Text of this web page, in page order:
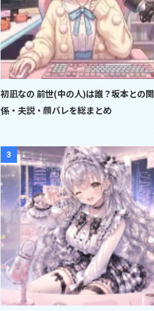
初凪なの 前世(中の人)は誰？坂本との関
係・夫説・顔バレを総まとめ
3